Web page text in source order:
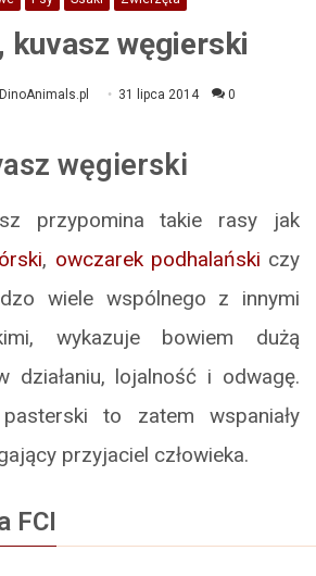
kuvasz węgierski
31 lipca 2014 0
węgierski
przypomina takie rasy jak
, owczarek podhalański czy
wiele wspólnego z innymi
wykazuje bowiem dużą
działaniu, lojalność i odwagę.
to zatem wspaniały
przyjaciel człowieka.
FCI